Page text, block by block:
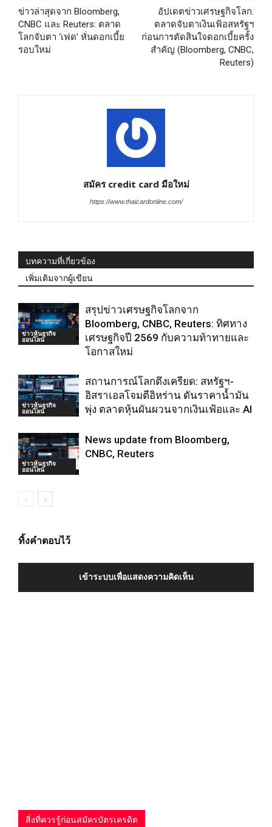
ข่าวล่าสุดจาก Bloomberg,
CNBC และ Reuters: ตลาด
โลกจับตา ‘เฟด’ หั่นดอกเบี้ย
รอบใหม่
อัปเดตข่าวเศรษฐกิจโลก:
ตลาดจับตาเงินเฟ้อสหรัฐฯ
ก่อนการตัดสินใจดอกเบี้ยครั้ง
สำคัญ (Bloomberg, CNBC,
Reuters)
สมัคร credit card มือใหม่
https://www.thaicardonline.com/
บทความที่เกี่ยวข้อง
เพิ่มเติมจากผู้เขียน
ข่าวหุ้นธุรกิจ
ออนไลน์
สรุปข่าวเศรษฐกิจโลกจาก
Bloomberg, CNBC, Reuters: ทิศทาง
เศรษฐกิจปี 2569 กับความท้าทายและ
โอกาสใหม่
ข่าวหุ้นธุรกิจ
ออนไลน์
สถานการณ์โลกตึงเครียด: สหรัฐฯ-
อิสราเอลโจมตีอิหร่าน ดันราคาน้ำมัน
พุ่ง ตลาดหุ้นผันผวนจากเงินเฟ้อและ AI
ข่าวหุ้นธุรกิจ
ออนไลน์
News update from Bloomberg,
CNBC, Reuters
ทิ้งคำตอบไว้
เข้าระบบเพื่อแสดงความคิดเห็น
สิ่งที่ควรรู้ก่อนสมัครบัตรเครดิต